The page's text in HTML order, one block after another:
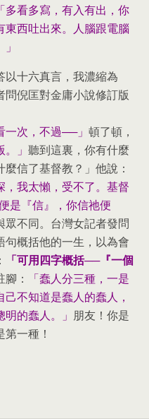
「多看多寫，有入有出，你
東西吐出來。人腦跟電腦
以十六真言，我濃縮為
問倪匡對金庸小說修訂版
一次，不過──」 頓了頓，
」 聽到這裏，你有什麼
信了基督教？」他說：
，我太懶，受不了。基督
是『信』，你信祂便
眾不同。台灣女記者發問
概括他的一生，以為會
「可用四字概括──『一個
：
「蠢人分三種，一是
不知道是蠢人的蠢人，
的蠢人。」 朋友！你是
一種！